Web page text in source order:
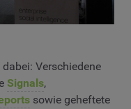
Verschiedene
Signals,
sowie geheftete